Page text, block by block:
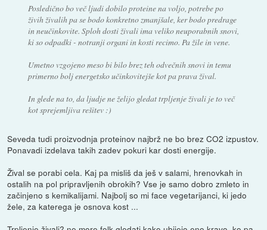
Posledično bo več ljudi dobilo proteine na voljo, potrebe po
živih živalih pa se bodo konkretno zmanjšale, ker bodo predrage
in neučinkovite. Sploh dosti živali ima veliko neuporabnih snovi,
ki so odpadki - notranji organi in kosti recimo. Pa žile in vene.
Umetno vzgojeno meso bi bilo brez teh odvečnih snovi in temu
primerno bolj energetsko učinkovitejše kot pa prava žival.
In glede na to, da ljudje ne želijo gledat trpljenje živali je to več
kot sprejemljiva rešitev :)
Seveda tudi proizvodnja proteinov najbrž ne bo brez CO2 izpustov.
Ponavadi izdelava takih zadev pokuri kar dosti energije.
Žival se porabi cela. Kaj pa misliš da ješ v salami, hrenovkah in
ostalih na pol pripravljenih obrokih? Vse je samo dobro zmleto in
začinjeno s kemikalijami. Najbolj so mi face vegetarijanci, ki jedo
žele, za katerega je osnova kost ...